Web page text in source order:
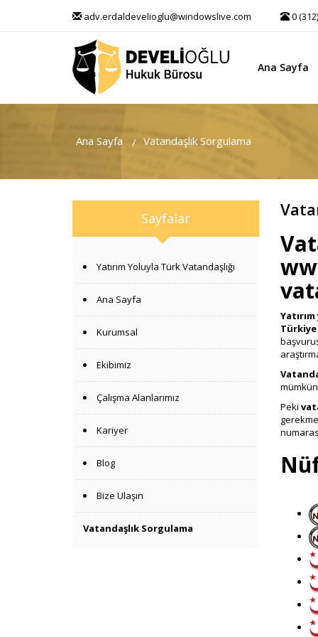
adv.erdaldevelioglu@windowslive.com 0
Ana Sayfa
Ana Sayfa Vatandaşlık Sorgulama
Sayfalar
Yatırım Yoluyla Türk Vatandaşlığı
Ana Sayfa
Kurumsal
Ekibimiz
Çalışma Alanlarımız
Kariyer
Blog
Bize Ulaşın
Vatandaşlık Sorgulama
Peki